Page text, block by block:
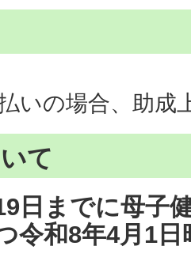
払いの場合、助成
て
日までに母子
令和8年4月1